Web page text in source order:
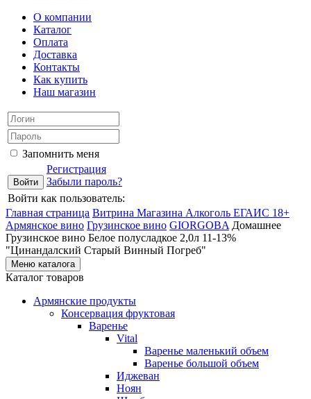
О компании
Каталог
Оплата
Доставка
Контакты
Как купить
Наш магазин
Запомнить меня
Регистрация
Забыли пароль?
Войти как пользователь:
Главная страница Витрина Магазина Алкоголь ЕГАИС 18+
Армянское вино Грузинское вино GIORGOBA Домашнее
Грузинское вино Белое полусладкое 2,0л 11-13%
"Цинандалский Старый Винный Погреб"
Меню каталога
Каталог товаров
Армянские продукты
Консервация фруктовая
Варенье
Vital
Варенье маленький объем
Варенье большой объем
Иджеван
Ноян